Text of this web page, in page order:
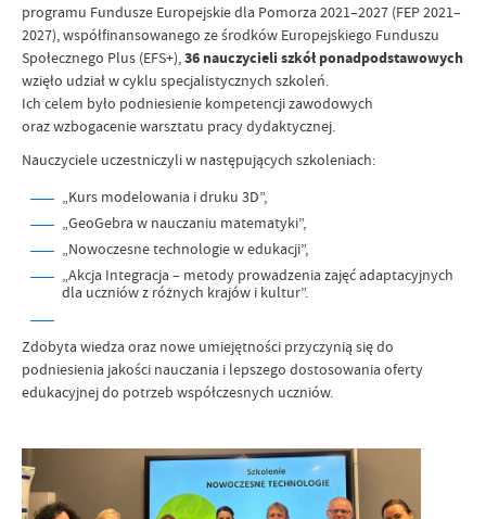
programu Fundusze Europejskie dla Pomorza 2021–2027 (FEP 2021–
2027), współfinansowanego ze środków Europejskiego Funduszu
Społecznego Plus (EFS+),36 nauczycieli szkół ponadpodstawowych
wzięło udział w cyklu specjalistycznych szkoleń.
Ich celem było podniesienie kompetencji zawodowych
oraz wzbogacenie warsztatu pracy dydaktycznej.
Nauczyciele uczestniczyli w następujących szkoleniach:
„Kurs modelowania i druku 3D”,
„GeoGebra w nauczaniu matematyki”,
„Nowoczesne technologie w edukacji”,
„Akcja Integracja – metody prowadzenia zajęć adaptacyjnych
dla uczniów z różnych krajów i kultur”.
Zdobyta wiedza oraz nowe umiejętności przyczynią się do
podniesienia jakości nauczania i lepszego dostosowania oferty
edukacyjnej do potrzeb współczesnych uczniów.